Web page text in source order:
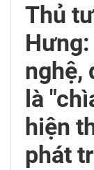
Thủ
nghệ,
là
hiện
phát